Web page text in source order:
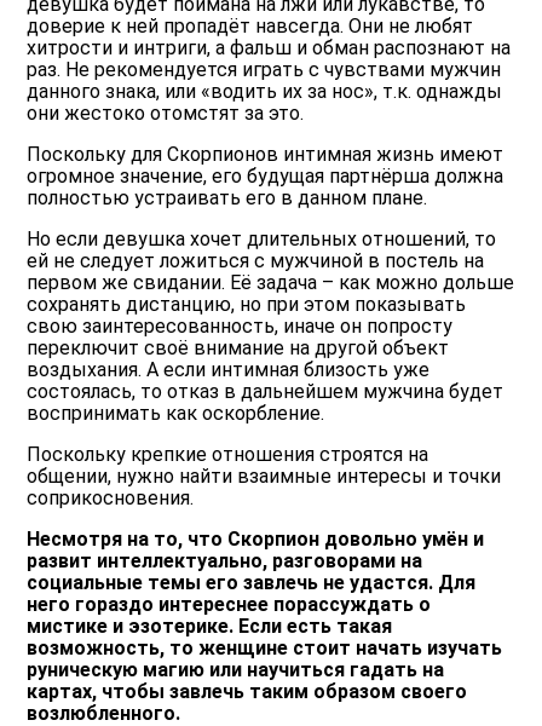
доверие к ней пропадёт навсегда. Они не любят
хитрости и интриги, а фальш и обман распознают на
раз. Не рекомендуется играть с чувствами мужчин
данного знака, или «водить их за нос», т.к. однажды
они жестоко отомстят за это.
Поскольку для Скорпионов интимная жизнь имеют
огромное значение, его будущая партнёрша должна
полностью устраивать его в данном плане.
Но если девушка хочет длительных отношений, то
ей не следует ложиться с мужчиной в постель на
первом же свидании. Её задача – как можно дольше
сохранять дистанцию, но при этом показывать
свою заинтересованность, иначе он попросту
переключит своё внимание на другой объект
воздыхания. А если интимная близость уже
состоялась, то отказ в дальнейшем мужчина будет
воспринимать как оскорбление.
Поскольку крепкие отношения строятся на
общении, нужно найти взаимные интересы и точки
соприкосновения.
Несмотря на то, что Скорпион довольно умён и
развит интеллектуально, разговорами на
социальные темы его завлечь не удастся. Для
него гораздо интереснее порассуждать о
мистике и эзотерике. Если есть такая
возможность, то женщине стоит начать изучать
руническую магию или научиться гадать на
картах, чтобы завлечь таким образом своего
возлюбленного.